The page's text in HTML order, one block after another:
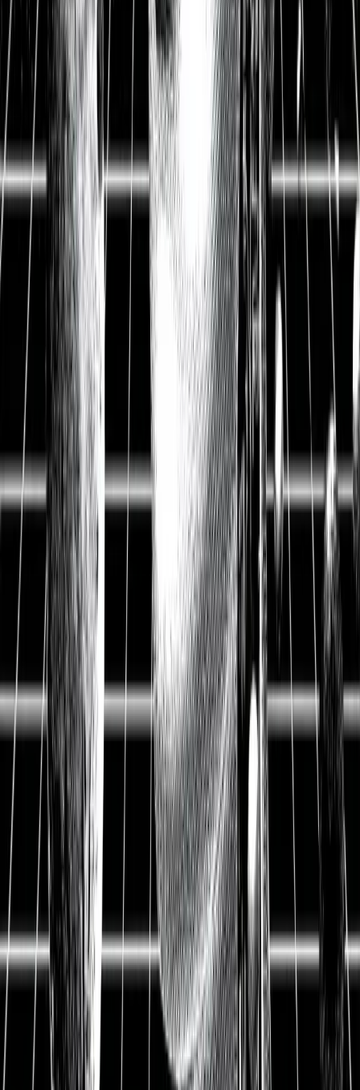
Aktienanalyse
Bayer Aktienanalyse aktuell:
Bewertung des Aktienwertes
nach dem Monsanto-
Übernahme-Deal